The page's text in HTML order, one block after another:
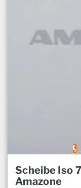
Scheibe Iso
Amazone